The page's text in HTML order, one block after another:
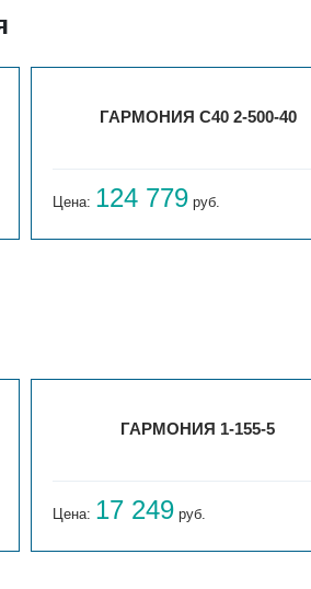
ГАРМОНИЯ С40 2-500-40
Цена: 124 779 руб.
ГАРМОНИЯ 1-155-5
Цена: 17 249 руб.